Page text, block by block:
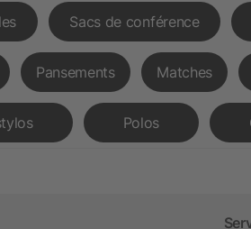
Sacs de conférence
Pansements Matches
Polos